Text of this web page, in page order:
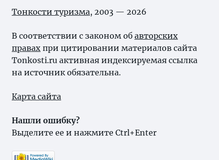
Тонкости туризма, 2003 — 2026
В соответствии с законом об авторских
правах при цитировании материалов сайта
Tonkosti.ru активная индексируемая ссылка
на источник обязательна.
Карта сайта
Нашли ошибку?
Выделите ее и нажмите Ctrl+Enter